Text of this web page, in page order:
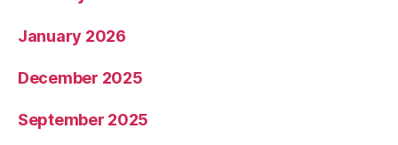
January 2026
December 2025
September 2025